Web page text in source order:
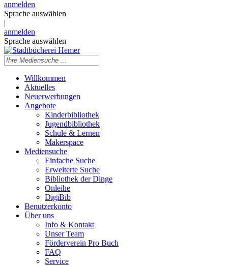
anmelden
Sprache auswählen
|
anmelden
Sprache auswählen
Willkommen
Aktuelles
Neuerwerbungen
Angebote
Kinderbibliothek
Jugendbibliothek
Schule & Lernen
Makerspace
Mediensuche
Einfache Suche
Erweiterte Suche
Bibliothek der Dinge
Onleihe
DigiBib
Benutzerkonto
Über uns
Info & Kontakt
Unser Team
Förderverein Pro Buch
FAQ
Service